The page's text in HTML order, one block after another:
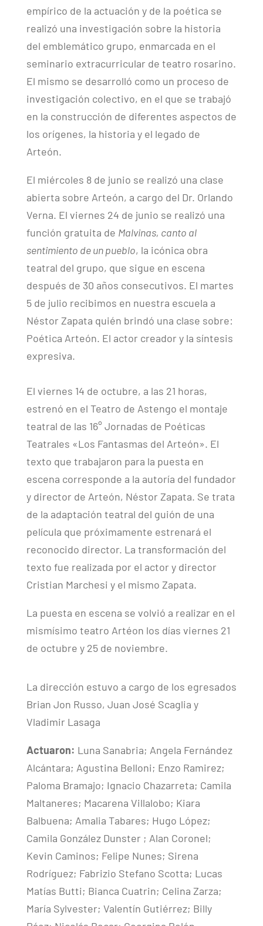
empírico de la actuación y de la poética se
realizó una investigación sobre la historia
del emblemático grupo, enmarcada en el
seminario extracurricular de teatro rosarino.
El mismo se desarrolló como un proceso de
investigación colectivo, en el que se trabajó
en la construcción de diferentes aspectos de
los orígenes, la historia y el legado de
Arteón.
El miércoles 8 de junio se realizó una clase
abierta sobre Arteón, a cargo del Dr. Orlando
Verna. El viernes 24 de junio se realizó una
función gratuita de Malvinas, canto al
sentimiento de un pueblo, la icónica obra
teatral del grupo, que sigue en escena
después de 30 años consecutivos. El martes
5 de julio recibimos en nuestra escuela a
Néstor Zapata quién brindó una clase sobre:
Poética Arteón. El actor creador y la síntesis
expresiva.
El viernes 14 de octubre, a las 21 horas,
estrenó en el Teatro de Astengo el montaje
teatral de las 16° Jornadas de Poéticas
Teatrales «Los Fantasmas del Arteón». El
texto que trabajaron para la puesta en
escena corresponde a la autoría del fundador
y director de Arteón, Néstor Zapata. Se trata
de la adaptación teatral del guión de una
película que próximamente estrenará el
reconocido director. La transformación del
texto fue realizada por el actor y director
Cristian Marchesi y el mismo Zapata.
La puesta en escena se volvió a realizar en el
mismísimo teatro Artéon los días viernes 21
de octubre y 25 de noviembre.
La dirección estuvo a cargo de los egresados
Brian Jon Russo, Juan José Scaglia y
Vladimir Lasaga
Actuaron: Luna Sanabria; Angela Fernández
Alcántara; Agustina Belloni; Enzo Ramirez;
Paloma Bramajo; Ignacio Chazarreta; Camila
Maltaneres; Macarena Villalobo; Kiara
Balbuena; Amalia Tabares; Hugo López;
Camila González Dunster ; Alan Coronel;
Kevin Caminos; Felipe Nunes; Sirena
Rodríguez; Fabrizio Stefano Scotta; Lucas
Matías Butti; Bianca Cuatrin; Celina Zarza;
María Sylvester; Valentín Gutiérrez; Billy